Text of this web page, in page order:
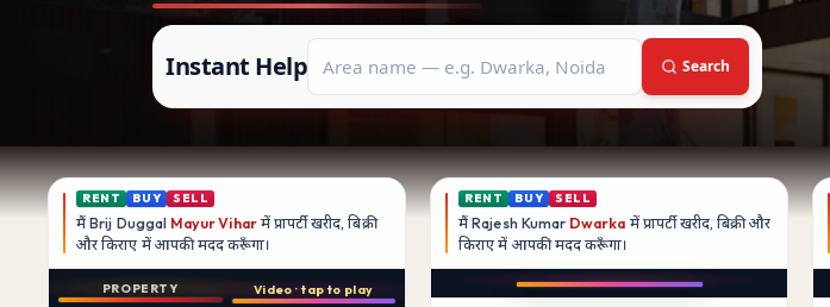
Instant Help Search
RENT BUY SELL
मैंBrij Duggal Mayur Viharमें प्रापर्टी खरीद, बिक्री
और किराए में आपकी मददकरूँगा।
PROPERTY
Video · tap to play
RENT BUY SELL
मैंRajesh Kumar Dwarka में प्रापर्टी खरीद, बिक्री और
किराए में आपकी मददकरूँगा।